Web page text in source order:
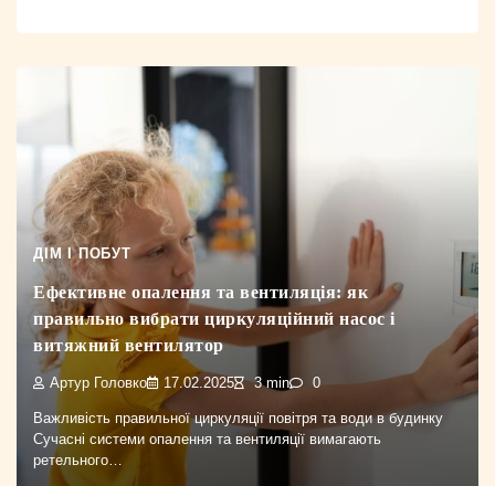
ДІМ І ПОБУТ
Ефективне опалення та вентиляція: як
правильно вибрати циркуляційний насос і
витяжний вентилятор
Артур Головко 17.02.2025 3 min 0
Важливість правильної циркуляції повітря та води в будинку
Сучасні системи опалення та вентиляції вимагають
ретельного…